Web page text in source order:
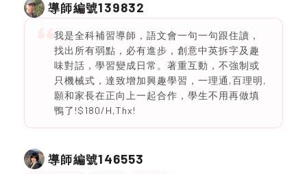
導師編號139832
我是全科補習導師，語文會一句一句跟住讀，
找出所有弱點，必有進步，創意中英拆字及趣
味對話，學習變成日常。著重互動，不強制或
只機械式，達致增加興趣學習，一理通,百理明,
願和家長在正向上一起合作，學生不用再做填
鴨了!$180/H,Thx!
導師編號146553